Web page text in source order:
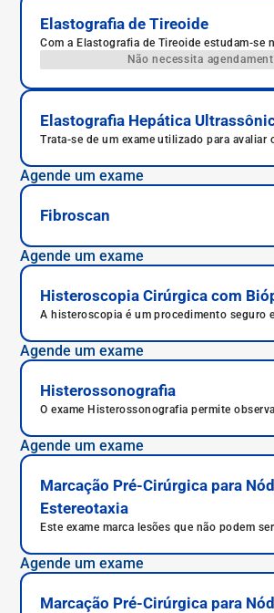
Elastografia de Tireoide
Com a Elastografia de Tireoide estudam-se
tireoide, se benignos ou malignos, e
precisa.
Não necessita
Elastografia Hepática
Trata-se de um exame utilizado para avaliar
Agende um exame
Fibroscan
Agende um exame
Histeroscopia Cirúrgica com
A histeroscopia é um procedimento seguro
Em caso de recomendação médica, é
exame para auxiliar no diagnóstico e
Agende um exame
Histerossonografia
O exame Histerossonografia permite
cicatrizes uterinas, bloqueios nas trompas
Agende um exame
Marcação Pré-Cirúrgica para
Estereotaxia
Este exame marca lesões que não podem
podem ser percebidas.
Agende um exame
Marcação Pré-Cirúrgica para